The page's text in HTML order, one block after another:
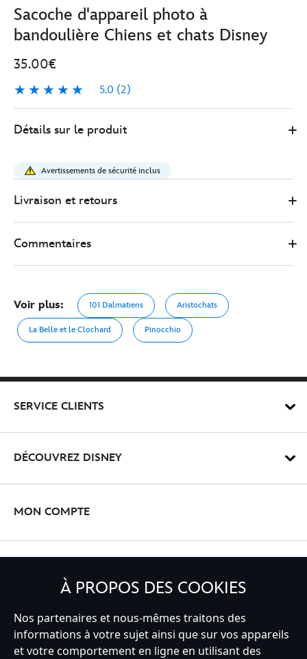
Sacoche d'appareil photo à
bandoulière Chiens et chats Disney
35.00€
5.0 (2)
5.0
2
35.00
appareil-
photo-
chiens-
442030108576.html
http://schema.org/OutOfStock
Détails sur le produit
Avertissements de sécurité inclus
Livraison et retours
Commentaires
Voir plus: 101 Dalmatiens Aristochats
La Belle et le Clochard Pinocchio
SERVICE CLIENTS
DÉCOUVREZ DISNEY
MON COMPTE
France
À PROPOS DES COOKIES
Nos partenaires et nous-mêmes traitons des
informations à votre sujet ainsi que sur vos appareils
et votre comportement en ligne en utilisant des